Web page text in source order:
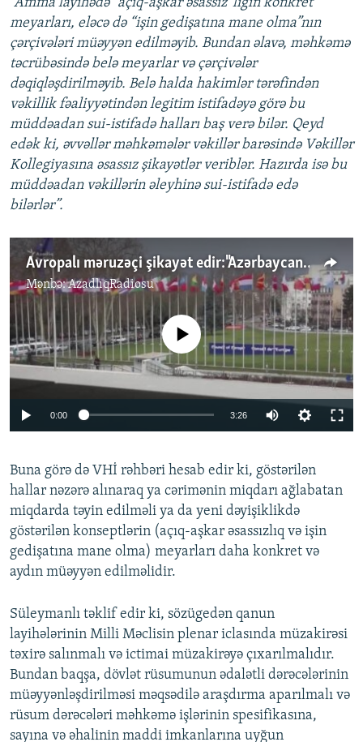
meyarları, eləcə də “işin gedişatına mane olma”nın
çərçivələri müəyyən edilməyib. Bundan əlavə, məhkəmə
təcrübəsində belə meyarlar və çərçivələr
dəqiqləşdirilməyib. Belə halda hakimlər tərəfindən
vəkillik fəaliyyətindən legitim istifadəyə görə bu
müddəadan sui-istifadə halları baş verə bilər. Qeyd
edək ki, əvvəllər məhkəmələr vəkillər barəsində Vəkillər
Kollegiyasına əsassız şikayətlər veriblər. Hazırda isə bu
müddəadan vəkillərin əleyhinə sui-istifadə edə
bilərlər”.
Avropalı məruzəçi şikayət edir:"Azərbaycan əməkdaşlıq etmir"
Mənbə:AzadlıqRadiosu
Auto 240p 360p 480p
720p 1080p
No media source currently available
0:00 3:26
360p
480p
1080p
Buna görə də VHİ rəhbəri hesab edir ki, göstərilən
hallar nəzərə alınaraq ya cərimənin miqdarı ağlabatan
miqdarda təyin edilməli ya da yeni dəyişiklikdə
göstərilən konseptlərin (açıq-aşkar əsassızlıq və işin
gedişatına mane olma) meyarları daha konkret və
aydın müəyyən edilməlidir.
Süleymanlı təklif edir ki, sözügedən qanun
layihələrinin Milli Məclisin plenar iclasında müzakirəsi
təxirə salınmalı və ictimai müzakirəyə çıxarılmalıdır.
Bundan baqşa, dövlət rüsumunun ədalətli dərəcələrinin
müəyyənləşdirilməsi məqsədilə araşdırma aparılmalı və
rüsum dərəcələri məhkəmə işlərinin spesifikasına,
sayına və əhalinin maddi imkanlarına uyğun